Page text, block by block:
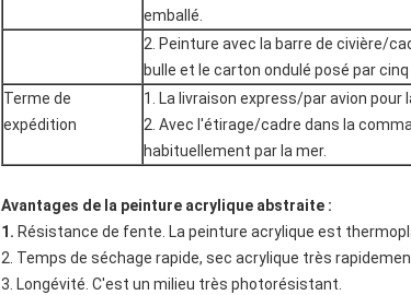
emballé.
2. Peinture avec la barre de civière/
bulle et le carton ondulé posé par
Terme de
expédition
1. La livraison express/par avion
2. Avec l'étirage/cadre dans la
habituellement par la mer.
Avantages de la peinture acrylique abstraite :
1. Résistance de fente. La peinture acrylique est
2. Temps de séchage rapide, sec acrylique très
3. Longévité. C'est un milieu très photorésistant.